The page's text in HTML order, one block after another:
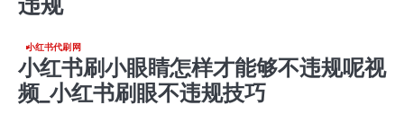
小红书代刷网
小红书刷小眼睛怎样才能够不违规呢视
频_小红书刷眼不违规技巧